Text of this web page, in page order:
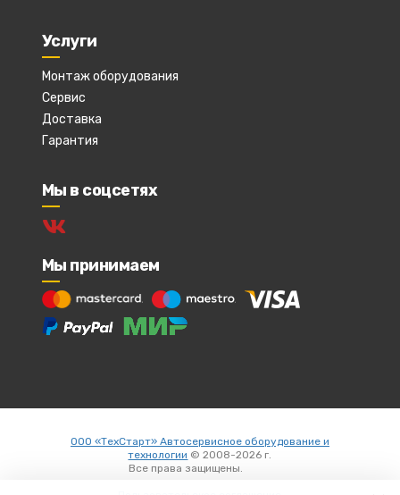
Услуги
Монтаж оборудования
Сервис
Доставка
Гарантия
Мы в соцсетях
Мы принимаем
ООО «ТехСтарт» Автосервисное оборудование и
технологии © 2008-2026 г.
Все права защищены.